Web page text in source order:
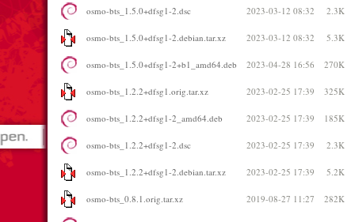
osmo-bts_1.5.0+dfsg1-2.dsc 2023-03-12 08:32 2.3K
osmo-bts_1.5.0+dfsg1-2.debian.tar.xz 2023-03-12 08:32 5.3K
osmo-bts_1.5.0+dfsg1-2+b1_amd64.deb 2023-04-28 16:56 270K
osmo-bts_1.2.2+dfsg1.orig.tar.xz 2023-02-25 17:39 325K
osmo-bts_1.2.2+dfsg1-2_amd64.deb 2023-02-25 17:39 185K
osmo-bts_1.2.2+dfsg1-2.dsc 2023-02-25 17:39 2.3K
osmo-bts_1.2.2+dfsg1-2.debian.tar.xz 2023-02-25 17:39 5.2K
osmo-bts_0.8.1.orig.tar.xz 2019-08-27 11:27 282K